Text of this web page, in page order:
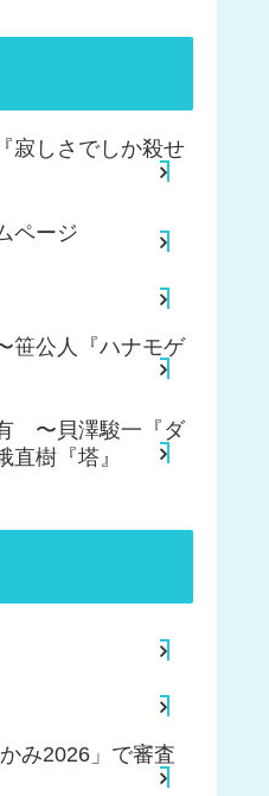
寂しさでしか殺せ
ページ
公人『ハナモゲ
〜貝澤駿一『ダ
直樹『塔』
み2026」で審査